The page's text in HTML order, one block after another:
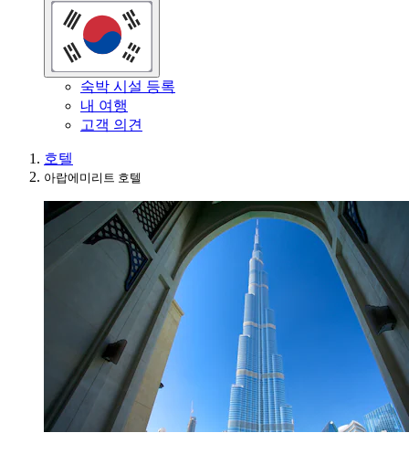
숙박 시설 등록
내 여행
고객 의견
호텔
아랍에미리트 호텔